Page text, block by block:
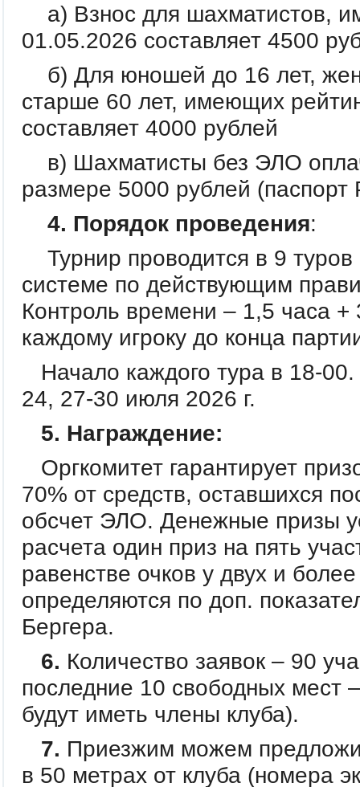
а) Взнос для шахматистов,
01.05.2026 составляет 4500
б) Для юношей до 16 лет,
старше 60 лет, имеющих
составляет 4000 рублей
в) Шахматисты без ЭЛО
размере 5000 рублей (паспорт
4. Порядок проведения:
Турнир проводится в 9
системе по действующим
Контроль времени – 1,5 часа +
каждому игроку до конца
Начало каждого тура в 18-
24, 27-30 июля 2026 г.
5. Награждение:
Оргкомитет гарантирует
70% от средств, оставшихся
обсчет ЭЛО. Денежные призы
расчета один приз на пять
равенстве очков у двух и
определяются по доп.
Бергера.
6. Количество заявок – 90
последние 10 свободных мест
будут иметь члены клуба).
7. Приезжим можем
в 50 метрах от клуба (номера